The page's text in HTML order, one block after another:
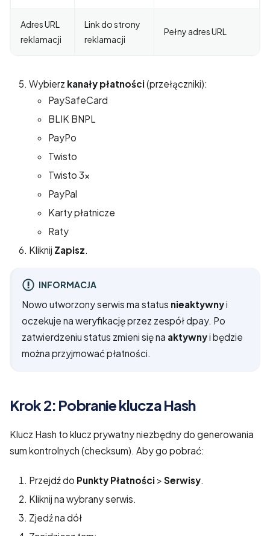
Adres URL
reklamacji
Link do strony
reklamacji
Pełny adres URL
Wybierz kanały płatności (przełączniki):
PaySafeCard
BLIK BNPL
PayPo
Twisto
Twisto 3x
PayPal
Karty płatnicze
Raty
Kliknij Zapisz.
INFORMACJA
Nowo utworzony serwis ma status nieaktywnyi
oczekuje na weryfikację przez zespół dpay. Po
zatwierdzeniu status zmieni się na aktywnyi będzie
można przyjmować płatności.
Krok 2: Pobranie klucza Hash
Klucz Hash to klucz prywatny niezbędny do generowania
sum kontrolnych (checksum). Aby go pobrać:
Przejdź do Punkty Płatności > Serwisy.
Kliknij na wybrany serwis.
Zjedź na dół